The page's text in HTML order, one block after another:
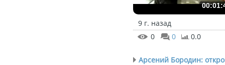
9 г. назад
0
0 0.0
Арсений Бородин: